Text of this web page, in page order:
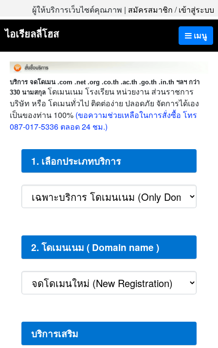
ผู้ให้บริการเว็บไซต์คุณภาพ | สมัครสมาชิก /เข้าสู่ระบบ
เมนู
ไอเรียลลี่โฮส
บริการ จดโดเมน .com .net .org .co.th .ac.th .go.th .in.th ฯลฯ กว่า
330 นามสกุล โดเมนเนม โรงเรียน หน่วยงาน ส่วนราชการ
บริษัท หรือ โดเมนทั่วไป ติดต่อง่าย ปลอดภัย จัดการได้เอง
เป็นของท่าน 100% (ขอความช่วยเหลือในการสั่งซื้อ โทร
087-017-5336 ตลอด 24 ชม.)
1. เลือกประเภทบริการ
2. โดเมนเนม ( Domain name )
บริการเสริม